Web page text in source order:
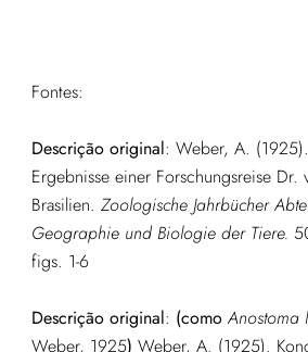
Fontes:
Descrição original: Weber, A.
Ergebnisse einer Forschungsreise Dr.
Brasilien. Zoologische Jahrbücher
Geographie und Biologie der Tiere.
figs. 1-6
Descrição original: (como Anostoma
Weber, 1925) Weber, A. (1925).